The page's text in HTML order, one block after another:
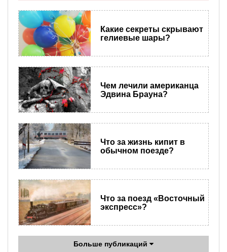
Какие секреты скрывают
гелиевые шары?
Чем лечили американца
Эдвина Брауна?
Что за жизнь кипит в
обычном поезде?
Что за поезд «Восточный
экспресс»?
Больше публикаций